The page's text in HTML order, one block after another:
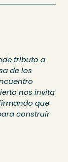
tributo a
de los
nos invita
que
construir